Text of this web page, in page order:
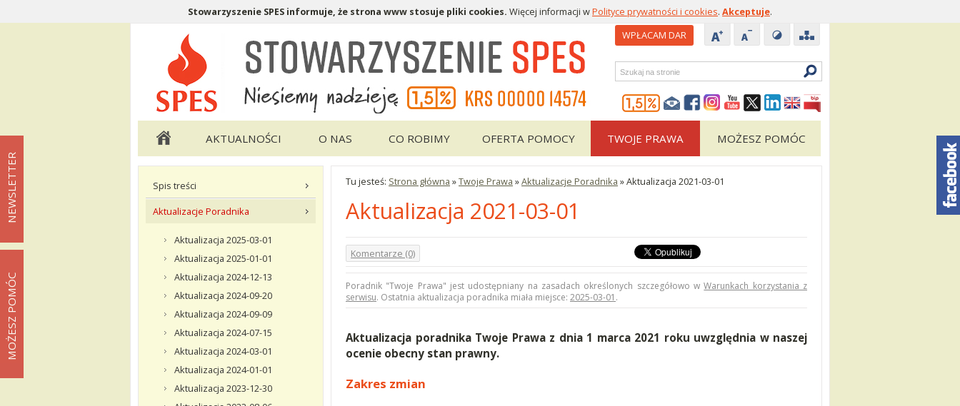
Stowarzyszenie SPES informuje, że strona www stosuje pliki cookies. Więcej informacji wPolityce prywatności i cookies. Akceptuje.
Menu pomocnicze
WPŁACAM DAR
Wyszukiwarka
Menu główne
AKTUALNOŚCI O NAS CO ROBIMY OFERTA POMOCY TWOJE PRAWA MOŻESZ POMÓC
Menu podstrony Twoje Prawa
Spis treści
Aktualizacje Poradnika
Aktualizacja 2025-03-01
Aktualizacja 2025-01-01
Aktualizacja 2024-12-13
Aktualizacja 2024-09-20
Aktualizacja 2024-09-09
Aktualizacja 2024-07-15
Aktualizacja 2024-03-01
Aktualizacja 2024-01-01
Aktualizacja 2023-12-30
Tu jesteś: Strona główna »Twoje Prawa »Aktualizacje Poradnika »Aktualizacja 2021-03-01
Aktualizacja 2021-03-01
Aktualizacja poradnika Twoje Prawa z dnia 1 marca 2021 roku uwzględnia w naszej
ocenie obecny stan prawny.
Zakres zmian
Komentarze (0)
Poradnik "Twoje Prawa" jest udostępniany na zasadach określonych szczegółowo wWarunkach korzystania z
serwisu. Ostatnia aktualizacja poradnika miała miejsce: 2025-03-01 .
NEWSLETTER
MOŻESZ POMÓC